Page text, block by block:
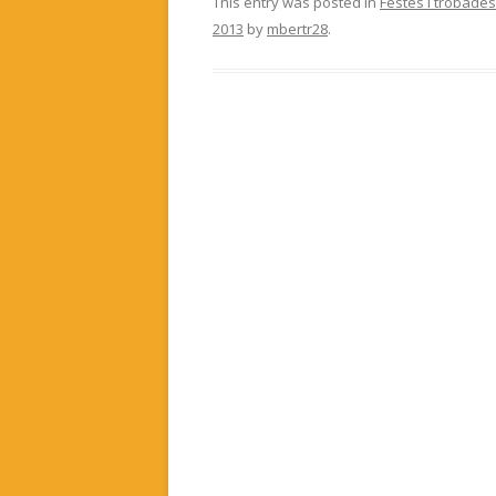
2013 by mbertr28.